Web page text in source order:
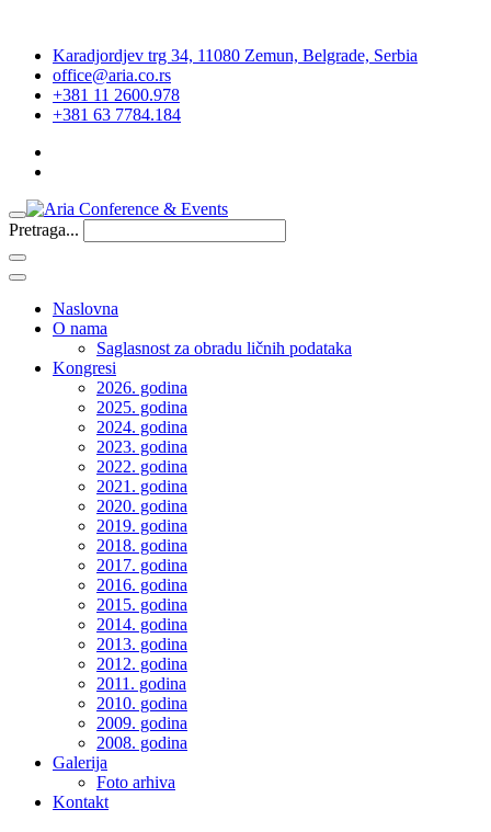
Karadjordjev trg 34, 11080 Zemun, Belgrade, Serbia
office@aria.co.rs
+381 11 2600.978
+381 63 7784.184
Pretraga...
Naslovna
O nama
Saglasnost za obradu ličnih podataka
Kongresi
2026. godina
2025. godina
2024. godina
2023. godina
2022. godina
2021. godina
2020. godina
2019. godina
2018. godina
2017. godina
2016. godina
2015. godina
2014. godina
2013. godina
2012. godina
2011. godina
2010. godina
2009. godina
2008. godina
Galerija
Foto arhiva
Kontakt